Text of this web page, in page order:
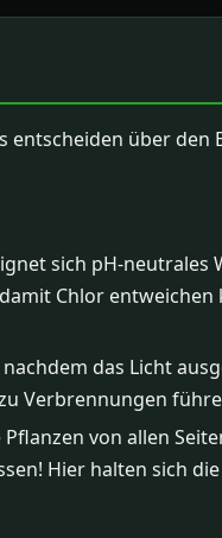
über
sich pH-neutrales
Chlor
das Licht
Verbrennungen
von allen
Hier halten sich